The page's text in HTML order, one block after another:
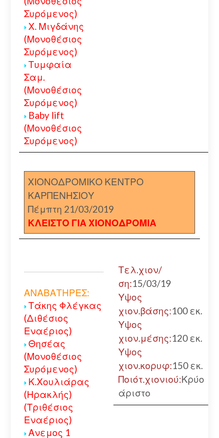
Συρόμενος)
Χ. Μιγδάνης
(Μονοθέσιος
Συρόμενος)
Τυμφαία
Σαμ.
(Μονοθέσιος
Συρόμενος)
Baby lift
(Μονοθέσιος
Συρόμενος)
ΧΙΟΝΟΔΡΟΜΙΚΟ ΚΕΝΤΡΟ
ΚΑΡΠΕΝΗΣΙΟΥ
Πέμπτη 21/03/2019
ΚΛΕΙΣΤΟ ΓΙΑ ΧΙΟΝΟΔΡΟΜΙΑ
ΑΝΑΒΑΤΗΡΕΣ:
Τάκης Φλέγκας
(Διθέσιος
Εναέριος)
Θησέας
(Μονοθέσιος
Συρόμενος)
Κ.Χουλιάρας
(Ηρακλής)
(Τριθέσιος
Εναέριος)
Ανεμος 1
Τελ.χιον/
ση:15/03/19
Υψος
χιον.βάσης:100 εκ.
Υψος
χιον.μέσης:120 εκ.
Υψος
χιον.κορυφ:150 εκ.
Ποιότ.χιονιού:Κρύο
άριστο